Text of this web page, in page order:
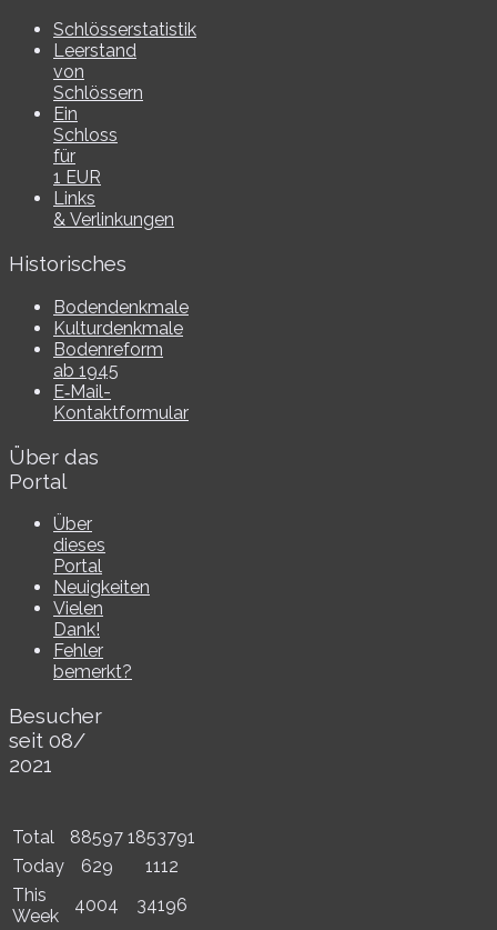
Schlösserstatistik
Leerstand
von
Schlössern
Ein
Schloss
für
1 EUR
Links
& Verlinkungen
Historisches
Bodendenkmale
Kulturdenkmale
Bodenreform
ab 1945
E‑Mail-​​
Kontaktformular
Über das
Portal
Über
dieses
Portal
Neuigkeiten
Vielen
Dank!
Fehler
bemerkt?
Besucher
seit 08/​
2021
Total 88597 1853791
Today
629
1112
This
Week
4004 34196